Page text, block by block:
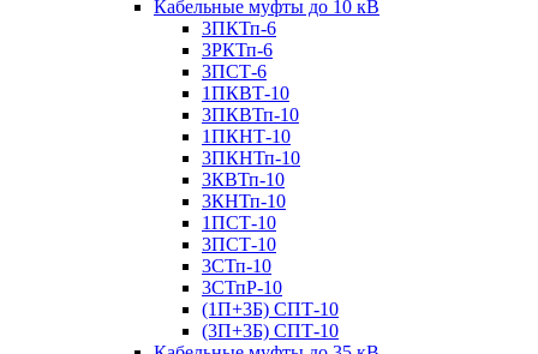
Кабельные муфты до 10 кВ
3ПКТп-6
3РКТп-6
3ПСТ-6
1ПКВТ-10
3ПКВТп-10
1ПКНТ-10
3ПКНТп-10
3КВТп-10
3КНТп-10
1ПСТ-10
3ПСТ-10
3СТп-10
3СТпР-10
(1П+3Б) СПТ-10
(3П+3Б) СПТ-10